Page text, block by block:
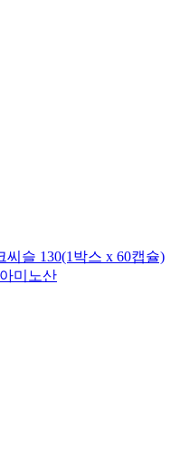
슬 130(1박스 x 60캡슐)
미노산